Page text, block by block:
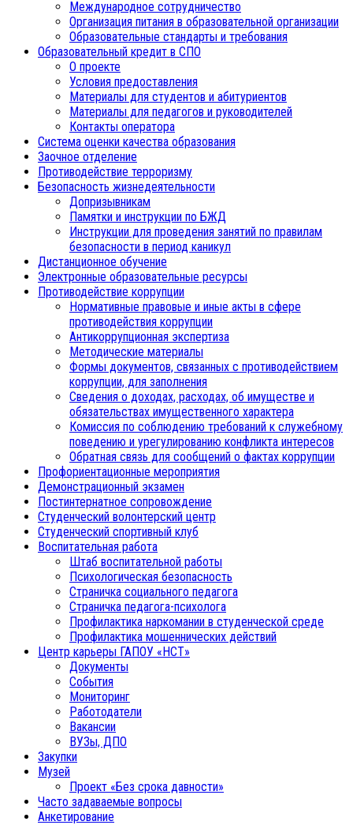
Международное сотрудничество
Организация питания в образовательной организации
Образовательные стандарты и требования
Образовательный кредит в СПО
О проекте
Условия предоставления
Материалы для студентов и абитуриентов
Материалы для педагогов и руководителей
Контакты оператора
Система оценки качества образования
Заочное отделение
Противодействие терроризму
Безопасность жизнедеятельности
Допризывникам
Памятки и инструкции по БЖД
Инструкции для проведения занятий по правилам
безопасности в период каникул
Дистанционное обучение
Электронные образовательные ресурсы
Противодействие коррупции
Нормативные правовые и иные акты в сфере
противодействия коррупции
Антикоррупционная экспертиза
Методические материалы
Формы документов, связанных с противодействием
коррупции, для заполнения
Сведения о доходах, расходах, об имуществе и
обязательствах имущественного характера
Комиссия по соблюдению требований к служебному
поведению и урегулированию конфликта интересов
Обратная связь для сообщений о фактах коррупции
Профориентационные мероприятия
Демонстрационный экзамен
Постинтернатное сопровождение
Студенческий волонтерский центр
Студенческий спортивный клуб
Воспитательная работа
Штаб воспитательной работы
Психологическая безопасность
Страничка социального педагога
Страничка педагога-психолога
Профилактика наркомании в студенческой среде
Профилактика мошеннических действий
Центр карьеры ГАПОУ «НСТ»
Документы
События
Мониторинг
Работодатели
Вакансии
ВУЗы, ДПО
Закупки
Музей
Проект «Без срока давности»
Часто задаваемые вопросы
Анкетирование